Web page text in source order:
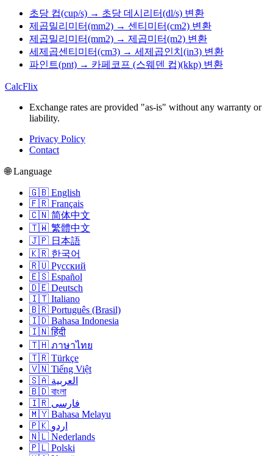
초당 컵(cup/s) → 초당 데시리터(dl/s) 변환
제곱밀리미터(mm2) → 센티미터(cm2) 변환
제곱밀리미터(mm2) → 제곱미터(m2) 변환
세제곱센티미터(cm3) → 세제곱인치(in3) 변환
파인트(pnt) → 카페코프 (스웨덴 컵)(kkp) 변환
CalcFlix
Exchange rates are provided "as-is" without any warranty or
liability.
Privacy Policy
Contact
🌐 Language
🇬🇧 English
🇫🇷 Français
🇨🇳 简体中文
🇹🇼 繁體中文
🇯🇵 日本語
🇰🇷 한국어
🇷🇺 Русский
🇪🇸 Español
🇩🇪 Deutsch
🇮🇹 Italiano
🇧🇷 Português (Brasil)
🇮🇩 Bahasa Indonesia
🇮🇳 हिंदी
🇹🇭 ภาษาไทย
🇹🇷 Türkçe
🇻🇳 Tiếng Việt
🇸🇦 العربية
🇧🇩 বাংলা
🇮🇷 فارسی
🇲🇾 Bahasa Melayu
🇵🇰 اردو
🇳🇱 Nederlands
🇵🇱 Polski